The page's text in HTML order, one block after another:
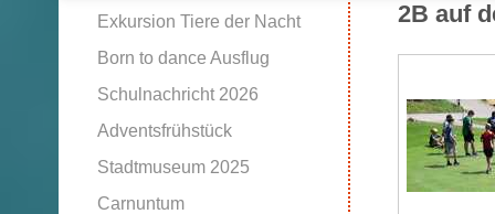
2B auf
Exkursion Tiere der Nacht
Born to dance Ausflug
Schulnachricht 2026
Adventsfrühstück
Stadtmuseum 2025
Carnuntum